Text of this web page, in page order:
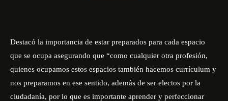
Destacó la importancia de estar preparados para cada espacio
que se ocupa asegurando que “como cualquier otra profesión,
quienes ocupamos estos espacios también hacemos currículum y
nos preparamos en ese sentido, además de ser electos por la
ciudadanía, por lo que es importante aprender y perfeccionar